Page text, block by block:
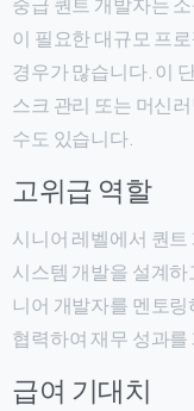
이 필요한 대규모 프
경우가 많습니다. 이
스크 관리 또는 머신
수도 있습니다.
고위급 역할
시니어 레벨에서 퀀
시스템 개발을 설계
니어 개발자를 멘토
협력하여 재무 성과
급여 기대치